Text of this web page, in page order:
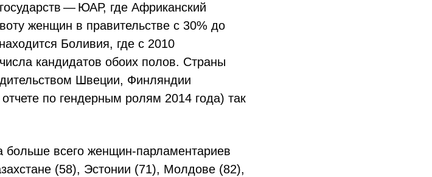
— ЮАР, где Африканский
женщин в правительстве с 30% до
Боливия, где с 2010
кандидатов обоих полов. Страны
Швеции, Финляндии
по гендерным ролям 2014 года) так
больше всего женщин-парламентариев
(58), Эстонии (71), Молдове (82),